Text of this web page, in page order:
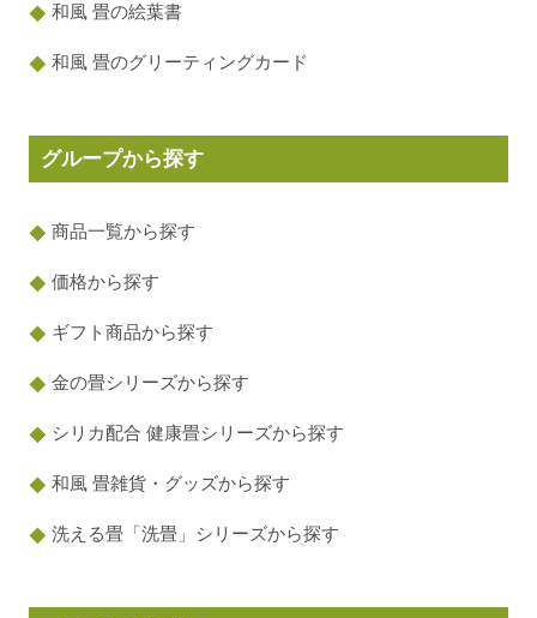
和風 畳の絵葉書
和風 畳のグリーティングカード
グループから探す
商品一覧から探す
価格から探す
ギフト商品から探す
金の畳シリーズから探す
シリカ配合 健康畳シリーズから探す
和風 畳雑貨・グッズから探す
洗える畳「洗畳」シリーズから探す